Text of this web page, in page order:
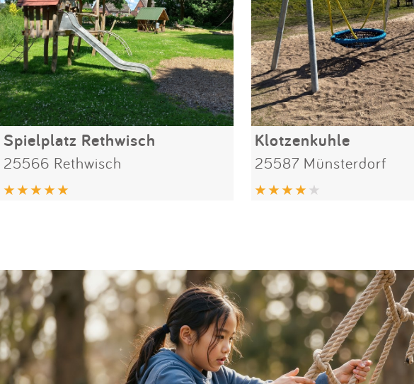
Spielplatz Rethwisch
25566 Rethwisch
Klotzenkuhle
25587 Münsterdorf